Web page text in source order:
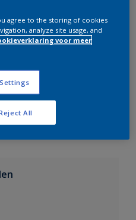
verkooppunt
aan project
Visualizer App
agree to the storing of cookies
analyze site usage, and
voor meer
All